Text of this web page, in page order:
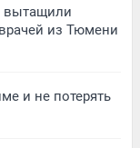
вытащили
из Тюмени
и не потерять